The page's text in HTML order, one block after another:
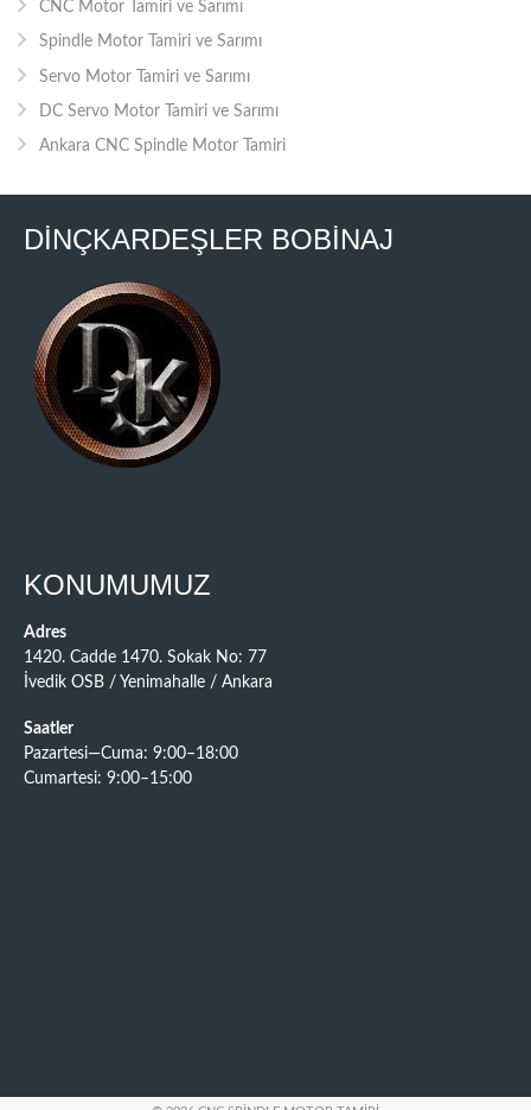
CNC Motor Tamiri ve Sarımı
Spindle Motor Tamiri ve Sarımı
Servo Motor Tamiri ve Sarımı
DC Servo Motor Tamiri ve Sarımı
Ankara CNC Spindle Motor Tamiri
DİNÇKARDEŞLER BOBİNAJ
KONUMUMUZ
Adres
1420. Cadde 1470. Sokak No: 77
İvedik OSB / Yenimahalle / Ankara
Saatler
Pazartesi—Cuma: 9:00–18:00
Cumartesi: 9:00–15:00